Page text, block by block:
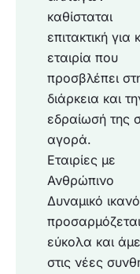
καθίσταται
επιτακτική για
εταιρία που
προσβλέπει
διάρκεια και
εδραίωσή της
αγορά.
Εταιρίες με
Ανθρώπινο
Δυναμικό
προσαρμόζεται
εύκολα και
στις νέες